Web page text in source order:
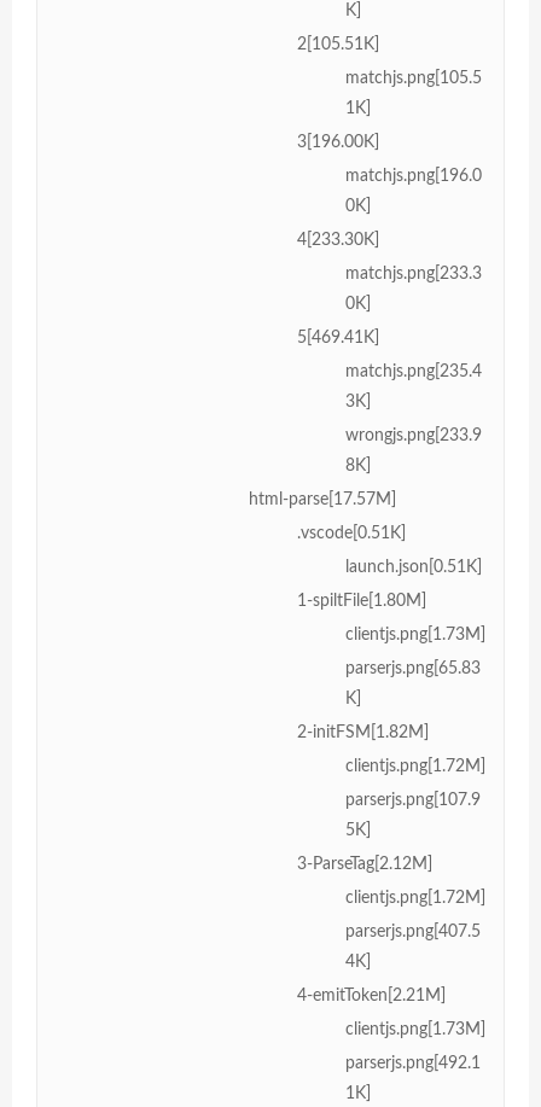
K]
2[105.51K]
matchjs.png[105.5
1K]
3[196.00K]
matchjs.png[196.0
0K]
4[233.30K]
matchjs.png[233.3
0K]
5[469.41K]
matchjs.png[235.4
3K]
wrongjs.png[233.9
8K]
html-parse[17.57M]
.vscode[0.51K]
launch.json[0.51K]
1-spiltFile[1.80M]
clientjs.png[1.73M]
parserjs.png[65.83
K]
2-initFSM[1.82M]
clientjs.png[1.72M]
parserjs.png[107.9
5K]
3-ParseTag[2.12M]
clientjs.png[1.72M]
parserjs.png[407.5
4K]
4-emitToken[2.21M]
clientjs.png[1.73M]
parserjs.png[492.1
1K]